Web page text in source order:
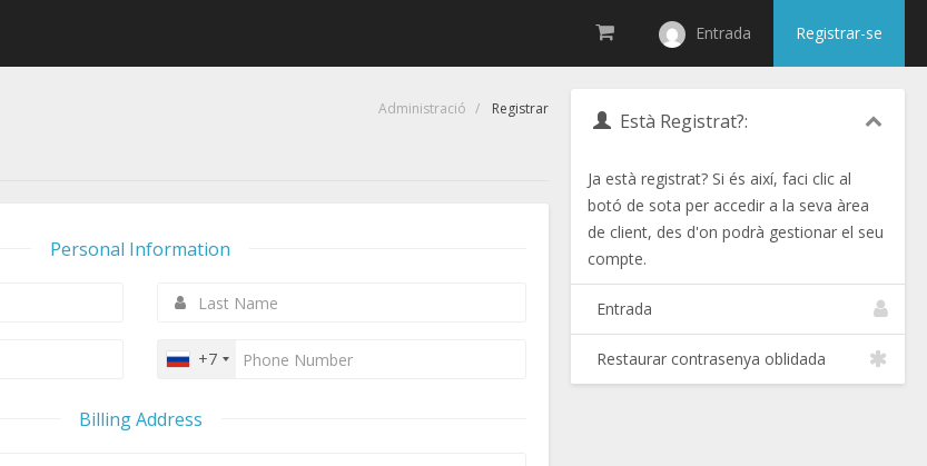
Entrada Registrar-se
Administració Registrar
Personal Information
+7
Billing Address
Està Registrat?:
Ja està registrat? Si és així, faci clic al
botó de sota per accedir a la seva àrea
de client, des d'on podrà gestionar el seu
compte.
Entrada
Restaurar contrasenya oblidada